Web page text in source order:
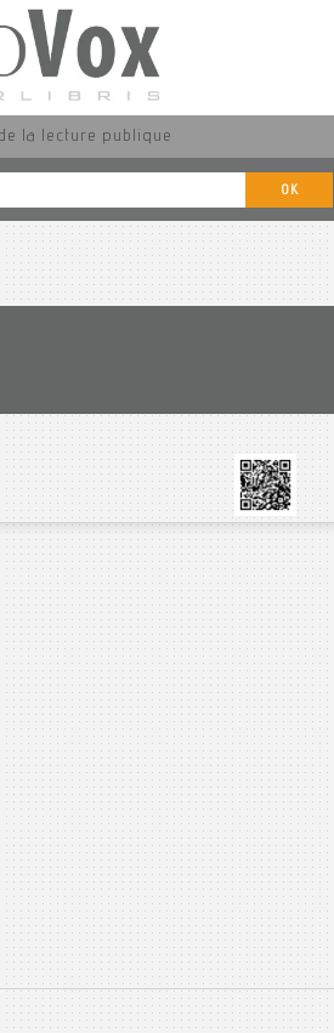
la lecture publique
OK